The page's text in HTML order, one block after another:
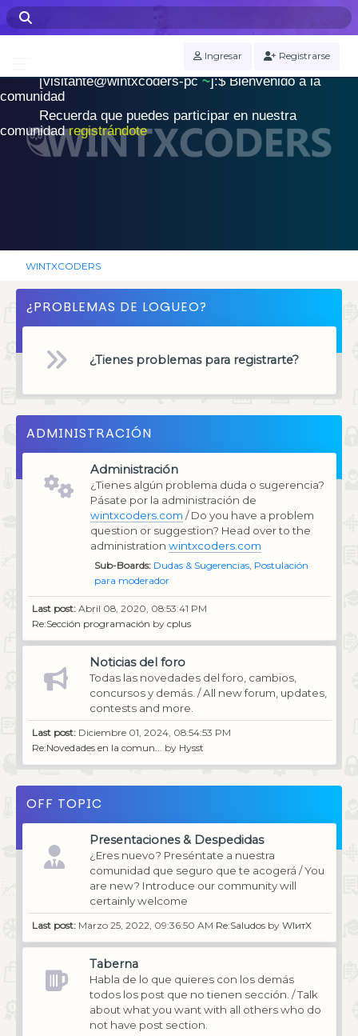
Ingresar Registrarse
WINTXCODERS Terminal
[visitante@wintxcoders-pc~]:$ .
Bienvenido a la
comunidad
Recuerda que puedes participar en nuestra
comunidadregistrándote
WINTXCODERS
¿PROBLEMAS DE LOGUEO?
¿Tienes problemas para registrarte?
ADMINISTRACIÓN
Administración
¿Tienes algún problema duda o sugerencia?
Pásate por la administración de
wintxcoders.com / Do you have a problem
question or suggestion? Head over to the
administration wintxcoders.com
Sub-Boards Dudas & Sugerencias Postulación
para moderador
Last post: Abril 08, 2020, 08:53:41 PM
Re:Sección programación by cplus
Noticias del foro
Todas las novedades del foro, cambios,
concursos y demás. / All new forum, updates,
contests and more.
Last post: Diciembre 01, 2024, 08:54:53 PM
Re:Novedades en la comun... by Hysst
OFF TOPIC
Presentaciones & Despedidas
¿Eres nuevo? Preséntate a nuestra
comunidad que seguro que te acogerá / You
are new? Introduce our community will
certainly welcome
Last post: Marzo 25, 2022, 09:36:50 AM Re:Saludosby WIитX
Taberna
Habla de lo que quieres con los demás
todos los post que no tienen sección. / Talk
about what you want with all others who do
not have post section.